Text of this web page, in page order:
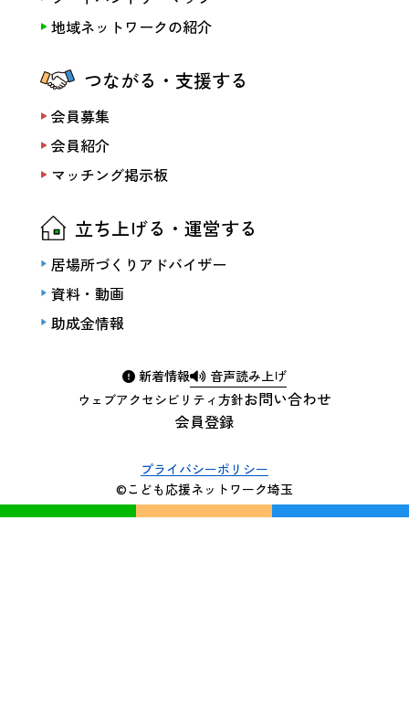
新着情報 音声読み上げ
会員登録
お問い合わせ
ウェブアクセシビリティ方針
地域ネットワークの紹介
つながる・支援する
会員募集
会員紹介
マッチング掲示板
立ち上げる・運営する
居場所づくりアドバイザー
資料・動画
助成金情報
プライバシーポリシー
©こども応援ネットワーク埼玉